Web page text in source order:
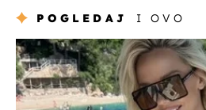
POGLEDAJ I OVO